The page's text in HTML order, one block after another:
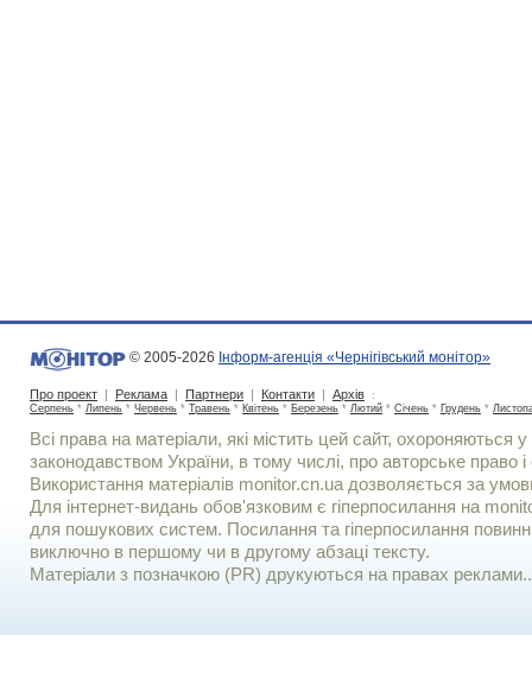
© 2005-2026 Інформ-агенція «Чернігівський монітор»
Про проект | Реклама | Партнери | Контакти | Архів :
Серпень * Липень * Червень * Травень * Квітень * Березень * Лютий * Січень * Грудень *
Всі права на матеріали, які містить цей сайт, охороняються у
законодавством України, в тому числі, про авторське право і
Використання матерiалiв monitor.cn.ua дозволяється за
Для iнтернет-видань обов'язковим є гiперпосилання на
для пошукових систем. Посилання та гіперпосилання
виключно в першому чи в другому абзаці тексту.
Матеріали з позначкою (PR) друкуються на правах реклами..